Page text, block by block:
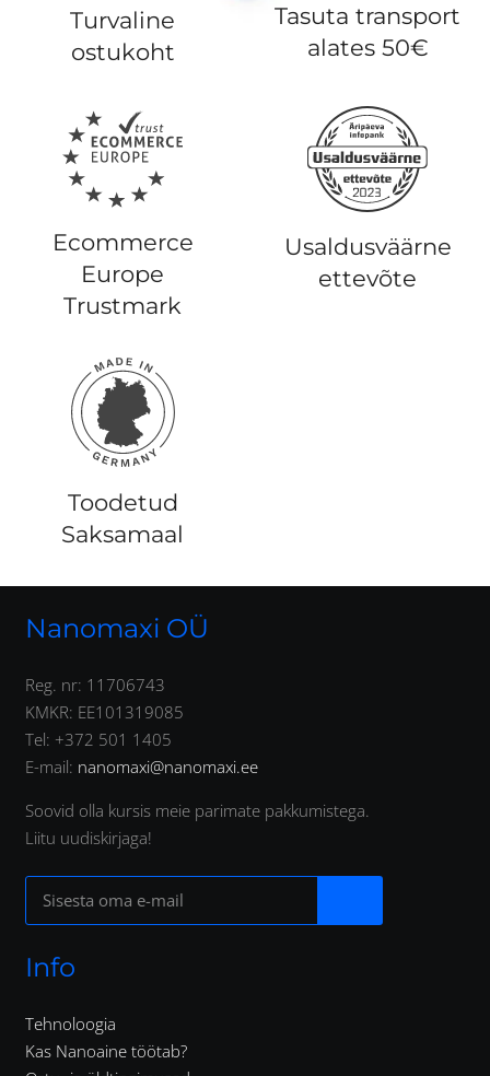
Turvaline
ostukoht
Tasuta transport
alates 50€
Ecommerce
Europe
Trustmark
Usaldusväärne
ettevõte
Toodetud
Saksamaal
Nanomaxi OÜ
Reg. nr: 11706743
KMKR: EE101319085
Tel: +372 501 1405
E-mail: nanomaxi@nanomaxi.ee
Soovid olla kursis meie parimate pakkumistega.
Liitu uudiskirjaga!
Info
Tehnoloogia
Kas Nanoaine töötab?